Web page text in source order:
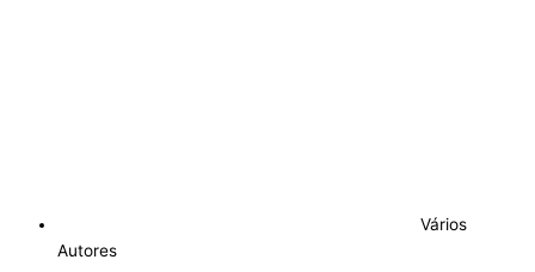
Vários
Autores